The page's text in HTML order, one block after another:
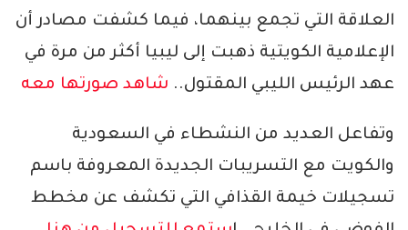
العلاقة التي تجمع بينهما، فيما كشفت مصادر أن
الإعلامية الكويتية ذهبت إلى ليبيا أكثر من مرة في
عهد الرئيس الليبي المقتول.. شاهد صورتها معه
وتفاعل العديد من النشطاء في السعودية
والكويت مع التسريبات الجديدة المعروفة باسم
تسجيلات خيمة القذافي التي تكشف عن مخطط